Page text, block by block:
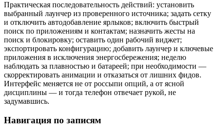
Практическая последовательность действий: установить
выбранный лаунчер из проверенного источника; задать сетку
и отключить автодобавление ярлыков; включить быстрый
поиск по приложениям и контактам; назначить жесты на
поиск и блокировку; оставить один рабочий виджет;
экспортировать конфигурацию; добавить лаунчер и ключевые
приложения в исключения энергосбережения; неделю
наблюдать за плавностью и батареей; при необходимости —
скорректировать анимации и отказаться от лишних фидов.
Интерфейс меняется не от россыпи опций, а от ясной
дисциплины — и тогда телефон отвечает рукой, не
задумавшись.
Навигация по записям